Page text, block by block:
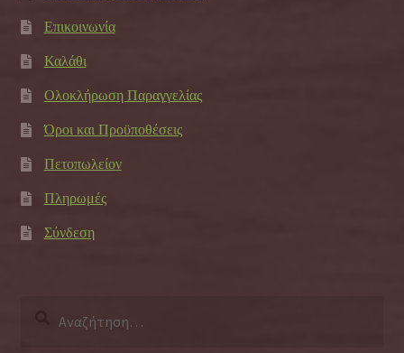
Επικοινωνία
Καλάθι
Ολοκλήρωση Παραγγελίας
Όροι και Προϋποθέσεις
Πετοπωλείον
Πληρωμές
Σύνδεση